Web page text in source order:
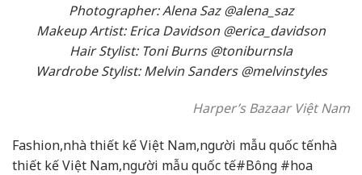
Photographer: Alena Saz @alena_saz
Makeup Artist: Erica Davidson @erica_davidson
Hair Stylist: Toni Burns @toniburnsla
Wardrobe Stylist: Melvin Sanders @melvinstyles
Harper’s Bazaar Việt Nam
Fashion,nhà thiết kế Việt Nam,người mẫu quốc tếnhà
thiết kế Việt Nam,người mẫu quốc tế#Bông #hoa